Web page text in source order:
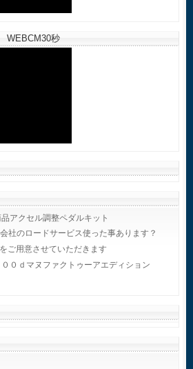
WEBCM30秒
アクセル調整ペダルキット
社のロードサービス使った事あります？
ご用意させていただきます
０ｄマヌファクトゥーアエディション